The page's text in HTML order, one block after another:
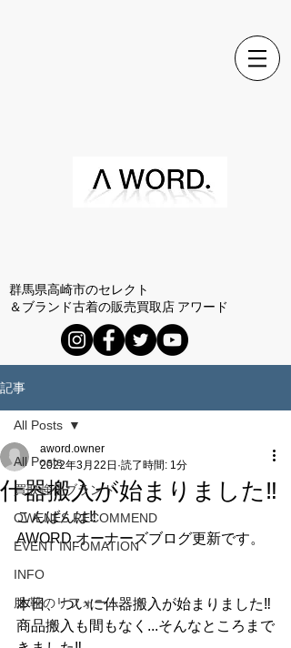
群馬県高崎市のセレクト
＆ブランド古着の販売買取店 アワード
記事
All Posts
買取強化ブランド
OWENES RECOMMEND
EVENT INFOMATION
INFO
服/靴のリフォーム
All Posts
什器搬入が始まりました‼︎
aword.owner
2022年3月22日 読了時間: 1分
こんばんは‼︎
AWORD.オーナーズブログ更新です。
本日、ついに什器搬入が始まりました‼︎
商品搬入も間もなく...そんなところまで